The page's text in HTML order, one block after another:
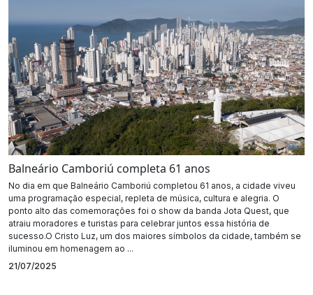
Balneário Camboriú completa 61 anos
No dia em que Balneário Camboriú completou 61 anos, a cidade viveu
uma programação especial, repleta de música, cultura e alegria. O
ponto alto das comemorações foi o show da banda Jota Quest, que
atraiu moradores e turistas para celebrar juntos essa história de
sucesso.O Cristo Luz, um dos maiores símbolos da cidade, também se
iluminou em homenagem ao ...
21/07/2025